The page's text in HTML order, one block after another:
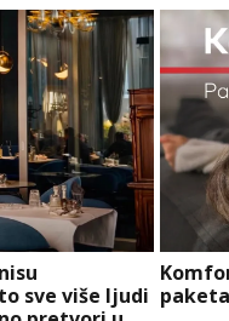
sve više ljudi